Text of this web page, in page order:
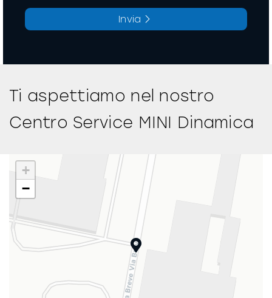
preghiamo di riprovare.
Invia
Ti aspettiamo nel nostro
Centro Service MINI Dinamica
+
−